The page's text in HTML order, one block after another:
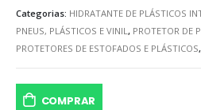
Categorias: HIDRATANTE DE PLÁSTICOS
PNEUS, PLÁSTICOS E VINIL , PROTETOR DE
PROTETORES DE ESTOFADOS E PLÁSTICOS,
COMPRAR